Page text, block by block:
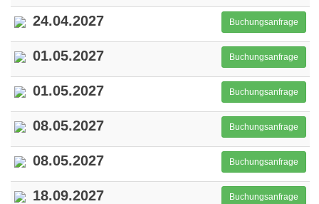
24.04.2027 Buchungsanfrage
01.05.2027 Buchungsanfrage
01.05.2027 Buchungsanfrage
08.05.2027 Buchungsanfrage
08.05.2027 Buchungsanfrage
18.09.2027 Buchungsanfrage